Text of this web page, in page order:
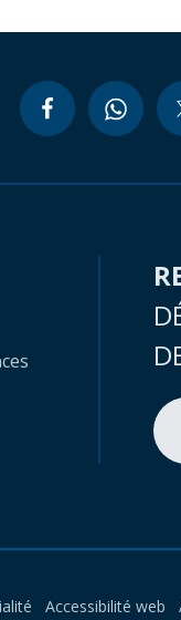
Accessibilité web